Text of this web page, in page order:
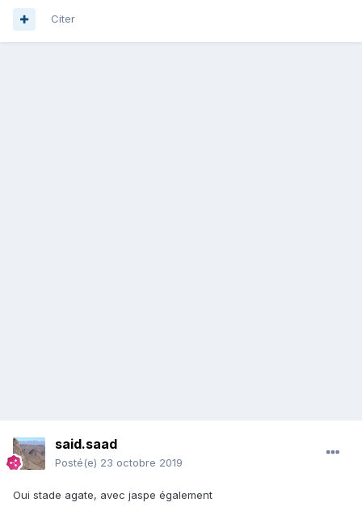
Citer
said.saad
Posté(e) 23 octobre 2019
Oui stade agate, avec jaspe également